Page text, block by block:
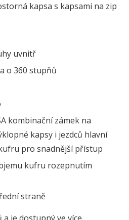
kapsa s kapsami na zip
uvnitř
o 360 stupňů
kombinační zámek na
kapsy i jezdců hlavní
pro snadnější přístup
kufru rozepnutím
straně